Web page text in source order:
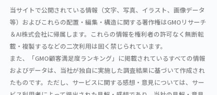
当サイトで公開されている情報（文字、写真、イラスト、画像データ
等）およびこれらの配置・編集・構造に関する著作権はGMOリサーチ
＆AI株式会社に帰属します。これらの情報を権利者の許可なく無断転
載・複製するなどの二次利用は固く禁じられています。
また、「GMO顧客満足度ランキング」に掲載されているすべての情報
およびデータは、当社が独自に実施した調査結果に基づいて作成され
たものです。ただし、サービスに関する感想・意見については、サー